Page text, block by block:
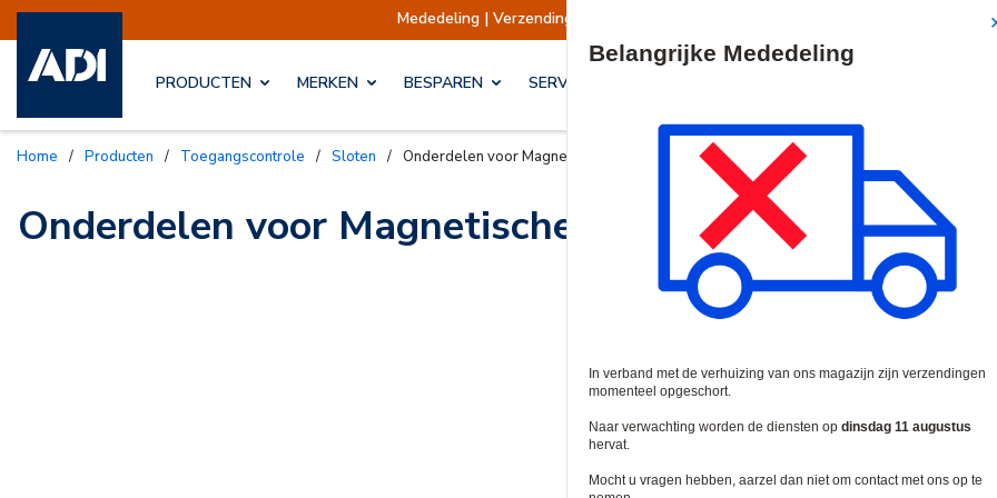
Mededeling | Verzendingen opgeschort Verzendingen
PRODUCTEN MERKEN BESPAREN SERVICES & OPLOSSINGEN
Home / Producten / Toegangscontrole / Sloten / Onderdelen voor Magnetische Sloten
Onderdelen voor Magnetische Sloten